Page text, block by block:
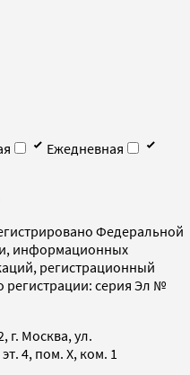
Ежедневная
Федеральной
информационных
регистрационный
регистрации: серия Эл №
г. Москва, ул.
4, пом. X, ком. 1